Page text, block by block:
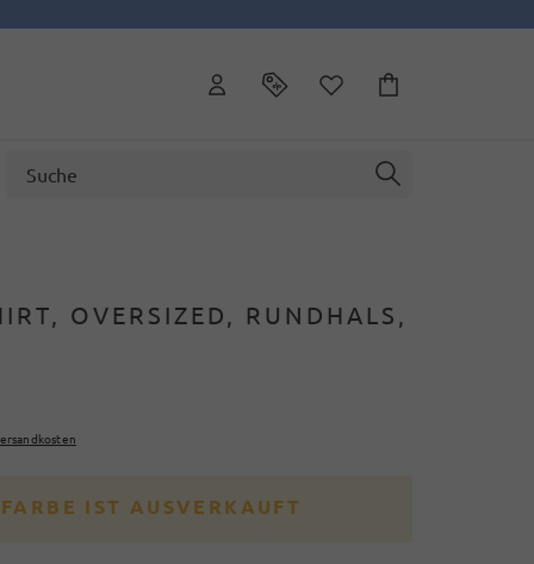
OVERSIZED, RUNDHALS,
IST AUSVERKAUFT